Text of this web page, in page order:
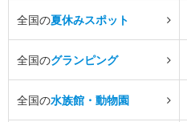
全国の夏休みスポット
全国のグランピング
全国の水族館・動物園